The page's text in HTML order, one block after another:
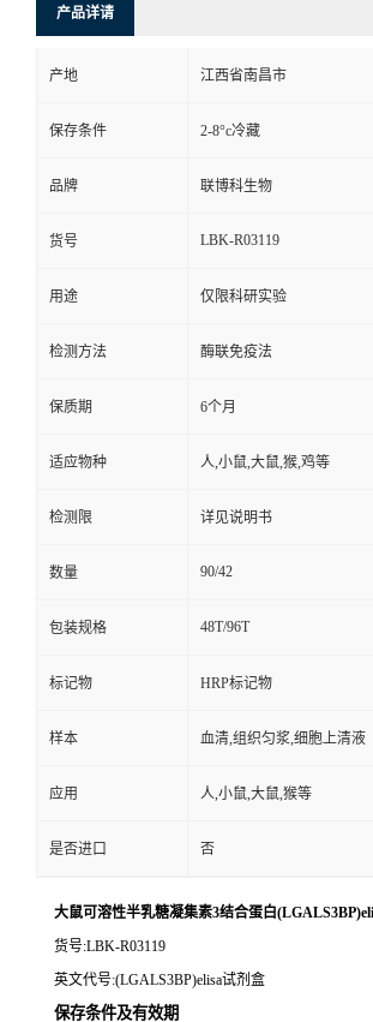
产品详请
产地 江西省南昌市
保存条件 2-8°c冷藏
品牌 联博科生物
货号 LBK-R03119
用途 仅限科研实验
检测方法 酶联免疫法
保质期 6个月
适应物种 人,小鼠,大鼠,猴,鸡等
检测限 详见说明书
数量 90/42
包装规格 48T/96T
标记物 HRP标记物
样本 血清,组织匀浆,细胞上清液
应用 人,小鼠,大鼠,猴等
是否进口 否
大鼠可溶性半乳糖凝集素3结合蛋白
货号:LBK-R03119
英文代号:(LGALS3BP)elisa试剂盒
保存条件及有效期